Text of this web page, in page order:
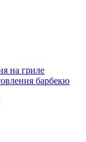
на гриле
барбекю